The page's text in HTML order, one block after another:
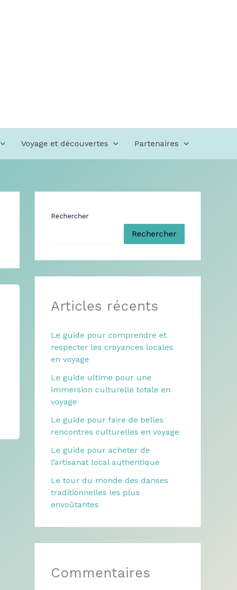
Voyage et découvertes Partenaires
Rechercher
Rechercher
Articles récents
Le guide pour comprendre et
respecter les croyances locales
en voyage
Le guide ultime pour une
immersion culturelle totale en
voyage
Le guide pour faire de belles
rencontres culturelles en voyage
Le guide pour acheter de
l’artisanat local authentique
Le tour du monde des danses
traditionnelles les plus
envoûtantes
Commentaires